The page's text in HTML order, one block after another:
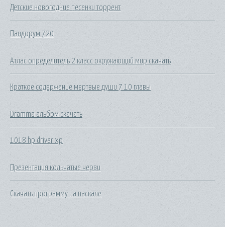
Детские новогодние песенки торрент
Пандорум 720
Атлас определитель 2 класс окружающий мир скачать
Краткое содержание мертвые души 7 10 главы
Dramma альбом скачать
1018 hp driver xp
Презентация кольчатые черви
Скачать программу на паскале